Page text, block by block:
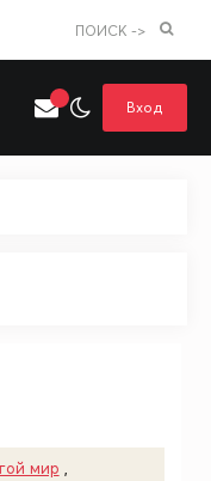
ПОИСК ->
Вход
мир